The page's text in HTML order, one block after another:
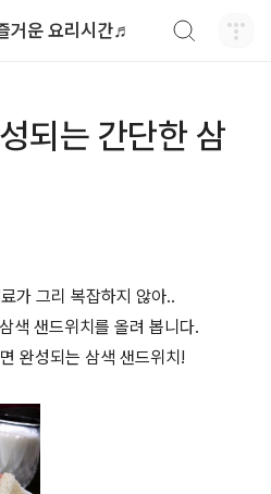
거운 요리시간♬
되는 간단한 삼
가 그리 복잡하지 않아..
색 샌드위치를 올려 봅니다.
완성되는 삼색 샌드위치!